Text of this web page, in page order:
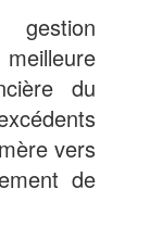
du
vers
de